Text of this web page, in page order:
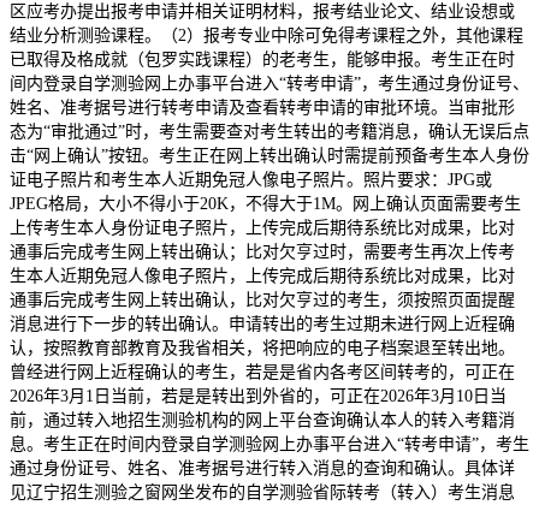
区应考办提出报考申请并相关证明材料，报考结业论文、结业设想或
结业分析测验课程。（2）报考专业中除可免得考课程之外，其他课程
已取得及格成就（包罗实践课程）的老考生，能够申报。考生正在时
间内登录自学测验网上办事平台进入“转考申请”，考生通过身份证号、
姓名、准考据号进行转考申请及查看转考申请的审批环境。当审批形
态为“审批通过”时，考生需要查对考生转出的考籍消息，确认无误后点
击“网上确认”按钮。考生正在网上转出确认时需提前预备考生本人身份
证电子照片和考生本人近期免冠人像电子照片。照片要求：JPG或
JPEG格局，大小不得小于20K，不得大于1M。网上确认页面需要考生
上传考生本人身份证电子照片，上传完成后期待系统比对成果，比对
通事后完成考生网上转出确认；比对欠亨过时，需要考生再次上传考
生本人近期免冠人像电子照片，上传完成后期待系统比对成果，比对
通事后完成考生网上转出确认，比对欠亨过的考生，须按照页面提醒
消息进行下一步的转出确认。申请转出的考生过期未进行网上近程确
认，按照教育部教育及我省相关，将把响应的电子档案退至转出地。
曾经进行网上近程确认的考生，若是是省内各考区间转考的，可正在
2026年3月1日当前，若是是转出到外省的，可正在2026年3月10日当
前，通过转入地招生测验机构的网上平台查询确认本人的转入考籍消
息。考生正在时间内登录自学测验网上办事平台进入“转考申请”，考生
通过身份证号、姓名、准考据号进行转入消息的查询和确认。具体详
见辽宁招生测验之窗网坐发布的自学测验省际转考（转入）考生消息